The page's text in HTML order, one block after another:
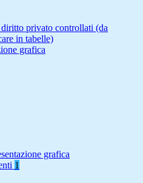
privato controllati (da
in tabelle)
grafica
grafica
1